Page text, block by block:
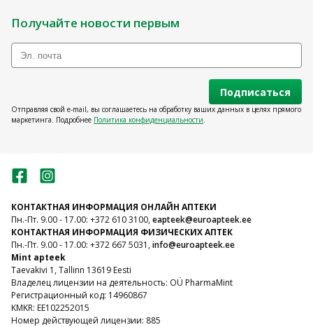
Получайте новости первым
Подписаться
Отправляя свой e-mail, вы соглашаетесь на обработку ваших данных в целях прямого
маркетинга. Подробнее Политика конфиденциальности.
КОНТАКТНАЯ ИНФОРМАЦИЯ ОНЛАЙН АПТЕКИ
Пн.-Пт. 9.00 - 17.00: +372 610 3100,eapteek@euroapteek.ee
КОНТАКТНАЯ ИНФОРМАЦИЯ ФИЗИЧЕСКИХ АПТЕК
Пн.-Пт. 9.00 - 17.00: +372 667 5031,info@euroapteek.ee
Mint apteek
Taevakivi 1, Tallinn 13619 Eesti
Владелец лицензии на деятельность: OÜ PharmaMint
Регистрационный код: 14960867
KMKR: EE102252015
Номер действующей лицензии: 885